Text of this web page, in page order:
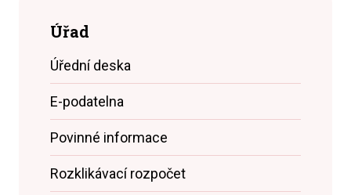
Úřad
Úřední deska
E-podatelna
Povinné informace
Rozklikávací rozpočet